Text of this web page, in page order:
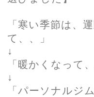
「寒い季節は、
て、、」
↓
「暖かくなって
↓
「パーソナルジ